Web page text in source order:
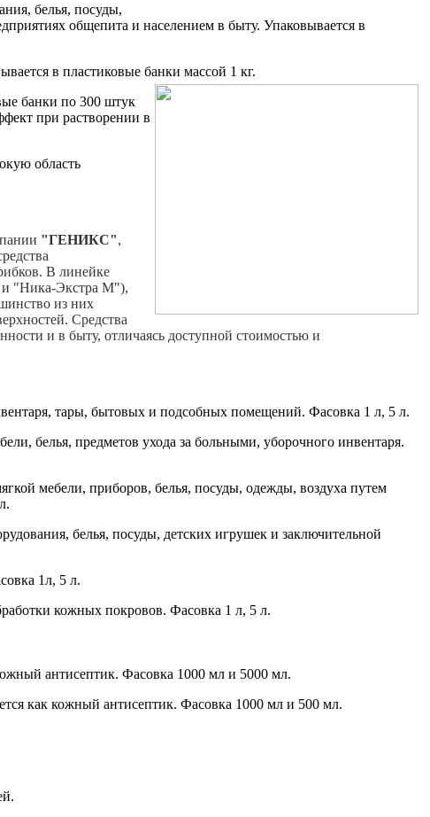
белья, посуды,
общепита и населением в быту. Упаковывается в
в пластиковые банки массой 1 кг.
банки по 300 штук
при растворении в
область
"ГЕНИКС",
В линейке
и "Ника-Экстра М"),
из них
Средства
и в быту, отличаясь доступной стоимостью и
тары, бытовых и подсобных помещений. Фасовка 1 л, 5 л.
белья, предметов ухода за больными, уборочного инвентаря.
мебели, приборов, белья, посуды, одежды, воздуха путем
белья, посуды, детских игрушек и заключительной
1л, 5 л.
кожных покровов. Фасовка 1 л, 5 л.
антисептик. Фасовка 1000 мл и 5000 мл.
как кожный антисептик. Фасовка 1000 мл и 500 мл.